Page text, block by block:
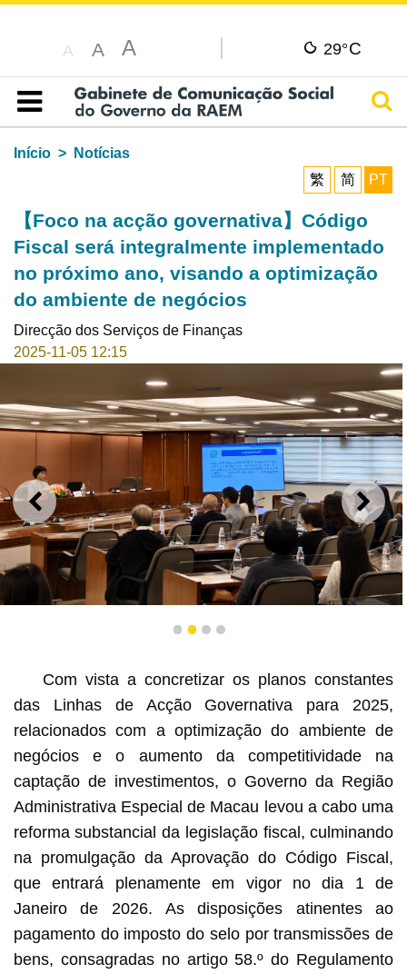
A A A 29°C
Índice
Início
Notícias
繁
简 PT
【Foco na acção governativa】Código
Fiscal será integralmente implementado
no próximo ano, visando a optimização
do ambiente de negócios
Direcção dos Serviços de Finanças
2025-11-05 12:15
ANTERIOR
Sessão de esclarecimento sobre a Regulamentação dos
1 2 3 4
Com vista a concretizar os planos constantes
das Linhas de Acção Governativa para 2025,
relacionados com a optimização do ambiente de
negócios e o aumento da competitividade na
captação de investimentos, o Governo da Região
Administrativa Especial de Macau levou a cabo uma
reforma substancial da legislação fiscal, culminando
na promulgação da Aprovação do Código Fiscal,
que entrará plenamente em vigor no dia 1 de
Janeiro de 2026. As disposições atinentes ao
pagamento do imposto do selo por transmissões de
bens, consagradas no artigo 58.º do Regulamento